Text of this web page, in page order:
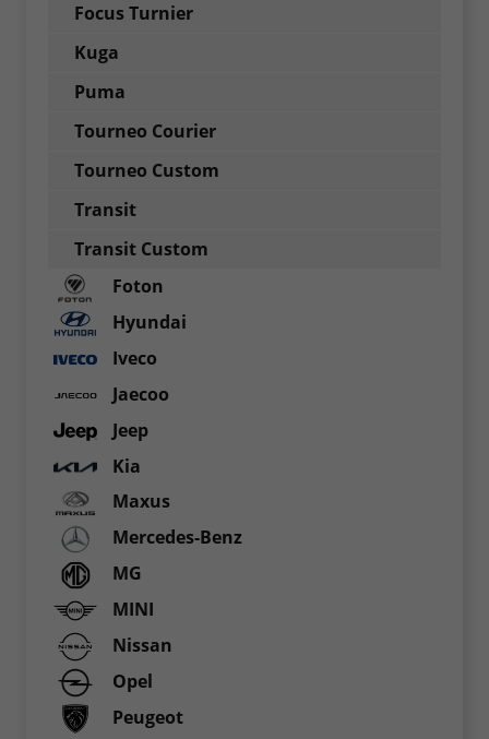
Focus Turnier
Kuga
Puma
Tourneo Courier
Tourneo Custom
Transit
Transit Custom
Foton
Hyundai
Iveco
Jaecoo
Jeep
Kia
Maxus
Mercedes-Benz
MG
MINI
Nissan
Opel
Peugeot